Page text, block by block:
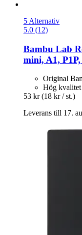
5 Alternativ
5.0 (12)
Bambu Lab
mini, A1,
Original
Hög kvalitet
53 kr (18 kr / st.)
Leverans till 17.